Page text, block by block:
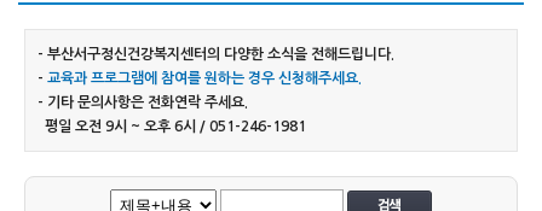
- 부산서구정신건강복지센터의 다양한 소식을 전해드립니다.
- 교육과 프로그램에 참여를 원하는 경우 신청해주세요.
- 기타 문의사항은 전화연락 주세요.
평일 오전 9시 ~ 오후 6시 / 051-246-1981